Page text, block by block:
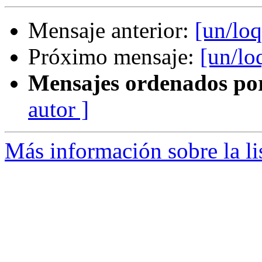
Mensaje anterior: [un/
Próximo mensaje: [un/
Mensajes ordenados
autor ]
Más información sobre la